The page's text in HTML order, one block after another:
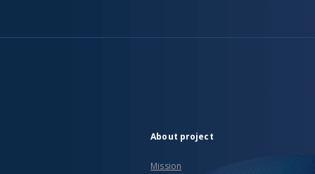
About project
Mission